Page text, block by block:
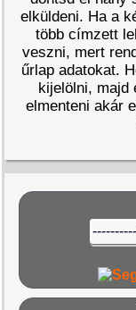
elküldeni. Ha a
több címzett
veszni, mert
űrlap adatokat.
kijelölni,
elmenteni akár